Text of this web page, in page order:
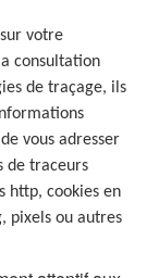
votre
consultation
de traçage, ils
vous adresser
de traceurs
http, cookies en
pixels ou autres